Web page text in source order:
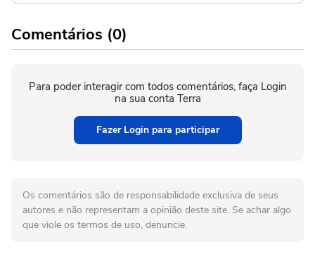
Comentários (0)
Para poder interagir com todos comentários, faça Login
na sua conta Terra
Fazer Login para participar
Os comentários são de responsabilidade exclusiva de seus
autores e não representam a opinião deste site. Se achar algo
que viole os termos de uso, denuncie.